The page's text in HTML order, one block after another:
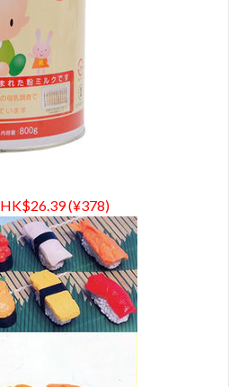
HK$26.39 (¥378)